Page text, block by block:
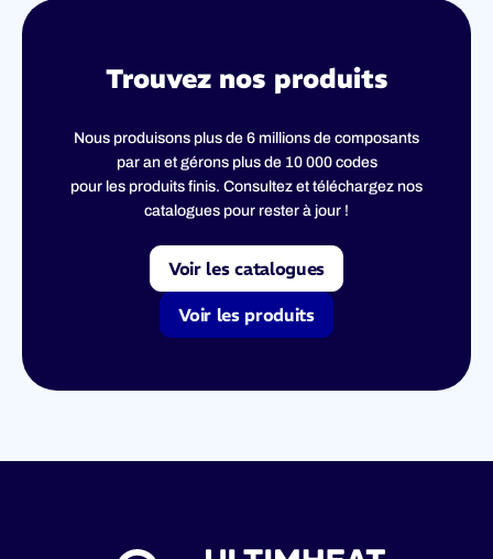
Trouvez nos produits
Nous produisons plus de 6 millions de composants
par an et gérons plus de 10 000 codes
pour les produits finis. Consultez et téléchargez nos
catalogues pour rester à jour !
Voir les catalogues
Voir les produits